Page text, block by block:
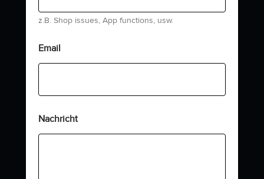
z.B. Shop issues, App functions, usw.
Email
Nachricht